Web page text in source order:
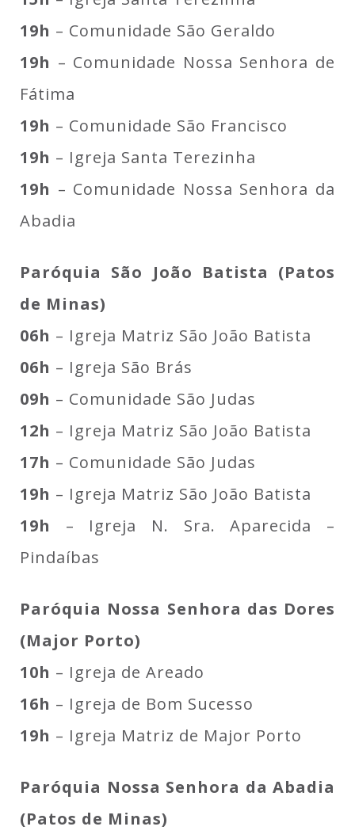
19h – Comunidade São Geraldo
19h – Comunidade Nossa Senhora de
Fátima
19h – Comunidade São Francisco
19h – Igreja Santa Terezinha
19h – Comunidade Nossa Senhora da
Abadia
Paróquia São João Batista (Patos
de Minas)
06h – Igreja Matriz São João Batista
06h – Igreja São Brás
09h – Comunidade São Judas
12h – Igreja Matriz São João Batista
17h – Comunidade São Judas
19h – Igreja Matriz São João Batista
19h
– Igreja N. Sra. Aparecida –
Pindaíbas
Paróquia Nossa Senhora das Dores
(Major Porto)
10h – Igreja de Areado
16h – Igreja de Bom Sucesso
19h – Igreja Matriz de Major Porto
Paróquia Nossa Senhora da Abadia
(Patos de Minas)